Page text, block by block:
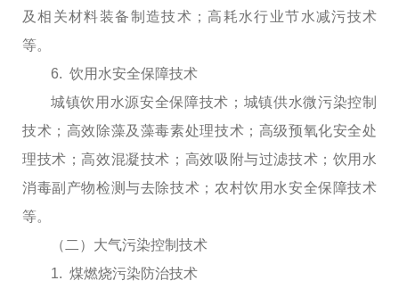
及相关材料装备制造技术；高耗水行业节水减污技术
等。
6. 饮用水安全保障技术
城镇饮用水源安全保障技术；城镇供水微污染控制
技术；高效除藻及藻毒素处理技术；高级预氧化安全处
理技术；高效混凝技术；高效吸附与过滤技术；饮用水
消毒副产物检测与去除技术；农村饮用水安全保障技术
等。
（二）大气污染控制技术
1. 煤燃烧污染防治技术